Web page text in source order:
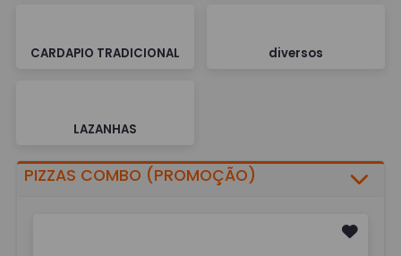
CARDAPIO TRADICIONAL diversos
LAZANHAS
PIZZAS COMBO (PROMOÇÃO)